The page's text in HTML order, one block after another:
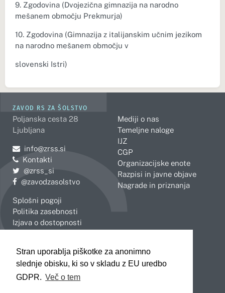
Stran uporablja piškotke za anonimno
slednje obisku, ki so v skladu z EU uredbo
GDPR. Več o tem
9. Zgodovina (Dvojezična gimnazija na narodno
mešanem območju Prekmurja)
10. Zgodovina (Gimnazija z italijanskim učnim jezikom
na narodno mešanem območju v
slovenski Istri)
ZAVOD RS ZA ŠOLSTVO
Poljanska cesta 28
Ljubljana
Pošljite e-mail na
info@zrss.si
Kontakti
Pojdite na Twitter:
@zrss_si
Pojdite na Facebook:
@zavodzasolstvo
Splošni pogoji
Politika zasebnosti
Izjava o dostopnosti
Mediji o nas
Temeljne naloge
IJZ
CGP
Organizacijske enote
Razpisi in javne objave
Nagrade in priznanja
Celje
Koper
Kranj
Novo mesto
Slovenj Gradec